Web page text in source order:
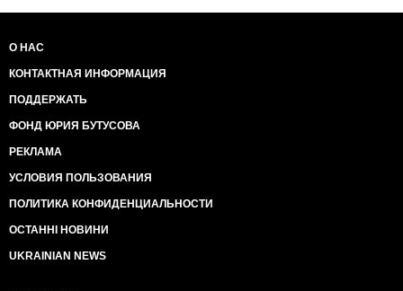
О НАС
КОНТАКТНАЯ ИНФОРМАЦИЯ
ПОДДЕРЖАТЬ
ФОНД ЮРИЯ БУТУСОВА
РЕКЛАМА
УСЛОВИЯ ПОЛЬЗОВАНИЯ
ПОЛИТИКА КОНФИДЕНЦИАЛЬНОСТИ
ОСТАННІ НОВИНИ
UKRAINIAN NEWS